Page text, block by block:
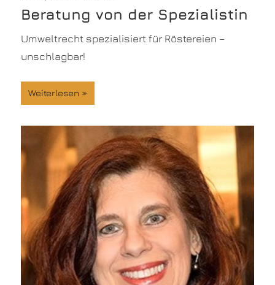
Beratung von der Spezialistin
Umweltrecht spezialisiert für Röstereien –
unschlagbar!
Weiterlesen